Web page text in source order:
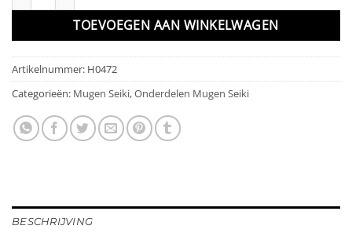
TOEVOEGEN AAN WINKELWAGEN
Artikelnummer: H0472
Categorieën: Mugen Seiki,Onderdelen Mugen Seiki
BESCHRIJVING